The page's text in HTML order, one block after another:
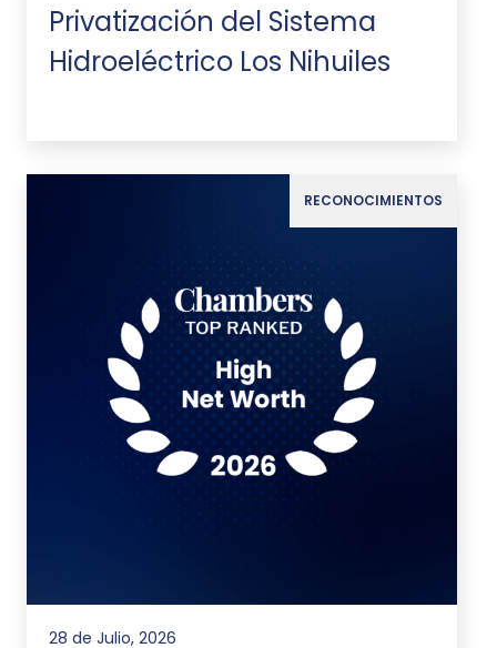
Privatización del Sistema
Hidroeléctrico Los Nihuiles
RECONOCIMIENTOS
28 de Julio, 2026